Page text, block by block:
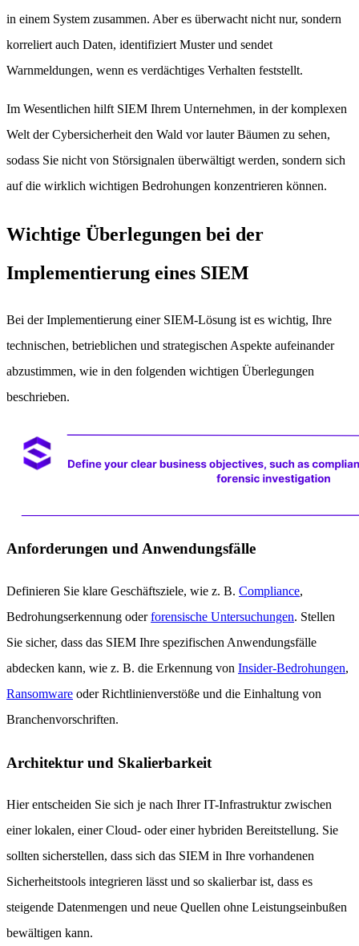
in einem System zusammen. Aber es überwacht nicht nur, sondern
korreliert auch Daten, identifiziert Muster und sendet
Warnmeldungen, wenn es verdächtiges Verhalten feststellt.
Im Wesentlichen hilft SIEM Ihrem Unternehmen, in der komplexen
Welt der Cybersicherheit den Wald vor lauter Bäumen zu sehen,
sodass Sie nicht von Störsignalen überwältigt werden, sondern sich
auf die wirklich wichtigen Bedrohungen konzentrieren können.
Wichtige Überlegungen bei der
Implementierung eines SIEM
Bei der Implementierung einer SIEM-Lösung ist es wichtig, Ihre
technischen, betrieblichen und strategischen Aspekte aufeinander
abzustimmen, wie in den folgenden wichtigen Überlegungen
beschrieben.
Anforderungen und Anwendungsfälle
Definieren Sie klare Geschäftsziele, wie z. B. Compliance,
Bedrohungserkennung oderforensische Untersuchungen. Stellen
Sie sicher, dass das SIEM Ihre spezifischen Anwendungsfälle
abdecken kann, wie z. B. die Erkennung von Insider-Bedrohungen,
Ransomware oder Richtlinienverstöße und die Einhaltung von
Branchenvorschriften.
Architektur und Skalierbarkeit
Hier entscheiden Sie sich je nach Ihrer IT-Infrastruktur zwischen
einer lokalen, einer Cloud- oder einer hybriden Bereitstellung. Sie
sollten sicherstellen, dass sich das SIEM in Ihre vorhandenen
Sicherheitstools integrieren lässt und so skalierbar ist, dass es
steigende Datenmengen und neue Quellen ohne Leistungseinbußen
bewältigen kann.